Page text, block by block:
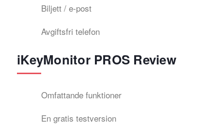
Biljett / e-post
Avgiftsfri telefon
iKeyMonitor PROS Review
Omfattande funktioner
En gratis testversion